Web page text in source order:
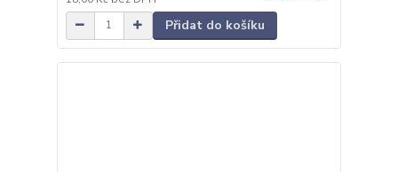
Přidat do košíku